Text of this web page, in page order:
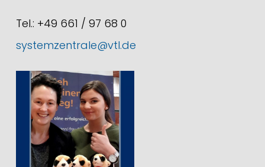
Tel.: +49 661 / 97 68 0
systemzentrale@vtl.de